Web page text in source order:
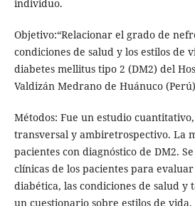
individuo.
Objetivo:“Relacionar el grado de
condiciones de salud y los estilos de
diabetes mellitus tipo 2 (DM2) del
Valdizán Medrano de Huánuco
Métodos: Fue un estudio
transversal y ambiretrospectivo. La
pacientes con diagnóstico de DM2.
clínicas de los pacientes para
diabética, las condiciones de salud y
un cuestionario sobre estilos de